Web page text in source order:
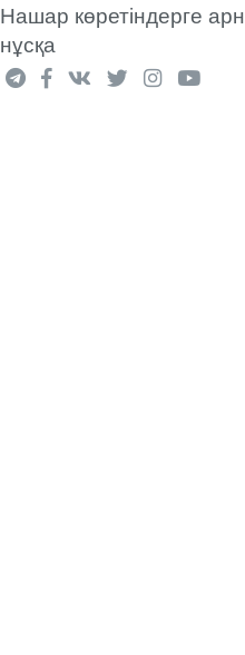
Нашар көретіндерге
нұсқа